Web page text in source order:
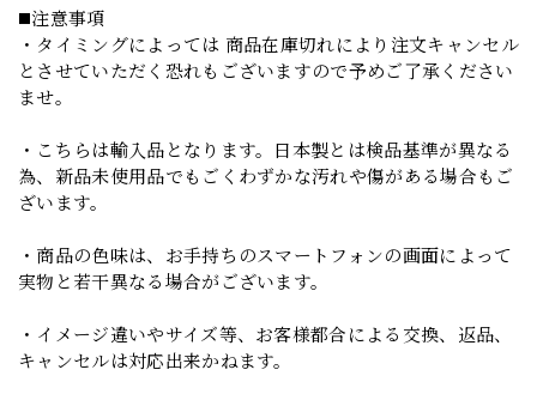
◼️注意事項
・タイミングによっては 商品在庫切れにより注文キャンセル
とさせていただく恐れもございますので予めご了承ください
ませ。
・こちらは輸入品となります。日本製とは検品基準が異なる
為、新品未使用品でもごくわずかな汚れや傷がある場合もご
ざいます。
・商品の色味は、お手持ちのスマートフォンの画面によって
実物と若干異なる場合がございます。
・イメージ違いやサイズ等、お客様都合による交換、返品、
キャンセルは対応出来かねます。